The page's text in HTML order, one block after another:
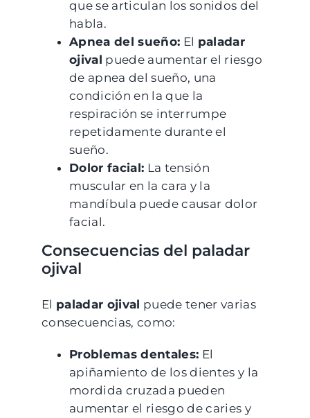
que se articulan los sonidos del
habla.
Apnea del sueño: El paladar
ojival puede aumentar el riesgo
de apnea del sueño, una
condición en la que la
respiración se interrumpe
repetidamente durante el
sueño.
Dolor facial: La tensión
muscular en la cara y la
mandíbula puede causar dolor
facial.
Consecuencias del paladar
ojival
El paladar ojival puede tener varias
consecuencias, como:
Problemas dentales: El
apiñamiento de los dientes y la
mordida cruzada pueden
aumentar el riesgo de caries y